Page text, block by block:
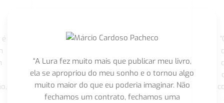
“A Lura fez muito mais que publicar meu livro,
ela se apropriou do meu sonho e o tornou algo
muito maior do que eu poderia imaginar. Não
fechamos um contrato, fechamos uma